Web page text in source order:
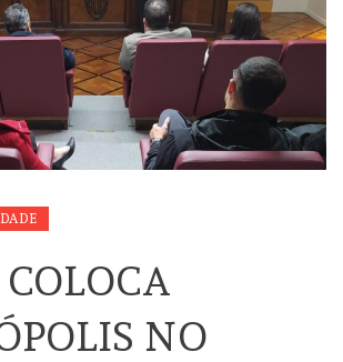
NO